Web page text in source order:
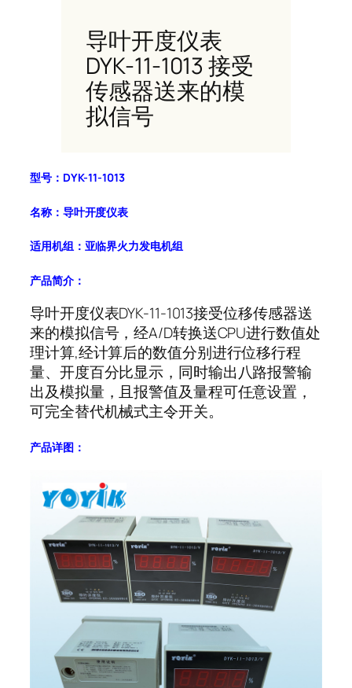
导叶开度仪表
DYK-11-1013 接受
传感器送来的模
拟信号
型号：DYK-11-1013
名称：导叶开度仪表
适用机组：亚临界火力发电机组
产品简介：
导叶开度仪表DYK-11-1013接受位移传感器送
来的模拟信号，经A/D转换送CPU进行数值处
理计算,经计算后的数值分别进行位移行程
量、开度百分比显示，同时输出八路报警输
出及模拟量，且报警值及量程可任意设置，
可完全替代机械式主令开关。
产品详图：